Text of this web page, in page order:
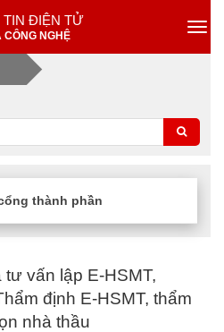
TIN ĐIỆN TỬ
CÔNG NGHỆ
thành phần
vấn lập E-HSMT,
định E-HSMT, thẩm
nhà thầu